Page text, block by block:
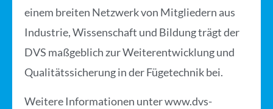
einem breiten Netzwerk von Mitgliedern aus
Industrie, Wissenschaft und Bildung trägt der
DVS maßgeblich zur Weiterentwicklung und
Qualitätssicherung in der Fügetechnik bei.
Weitere Informationen unterwww.dvs-